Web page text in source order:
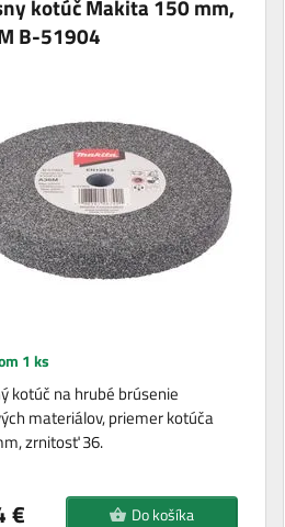
kotúč Makita 150 mm,
B-51904
1 ks
kotúč na hrubé brúsenie
materiálov, priemer kotúča
zrnitosť 36.
€ Do košíka